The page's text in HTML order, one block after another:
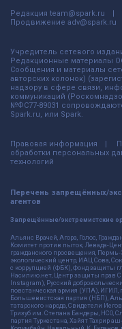
Редакция team@spark.ru
Продвижение adv@spark.ru
Учредитель сетевого
Редакционные материалы
Сообщения и материалы
авторских колонок)
надзору в сфере связи,
коммуникаций
№ФС77-89031
Spark.ru, или Spark.
Правовая информация
обработки персональных
технологий
Перечень запрещённых/
агентов
Запрещённые/экстремистские
Альянс Врачей, Агора, Голос,
Комитет против пыток, Левада-
гражданского просвещения, Пермь-
экологический центр, ИАЦ Сова,
с коррупцией (ФБК), Фонд защиты
Насилию.нет, Центр защиты прав
Instagram), Русский
повстанческая армия (УПА), ИГИЛ,
Большевистская партия (НБП),
татарского народа, Свидетели
Тризуб им. Степана Бандеры, НСО,
партия Туркестана, Хайят Тахрир